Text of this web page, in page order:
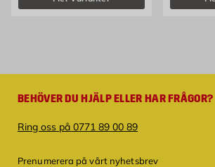
BEHÖVER DU HJÄLP ELLER HAR FRÅGOR?
Ring oss på 0771 89 00 89
Prenumerera på vårt nyhetsbrev